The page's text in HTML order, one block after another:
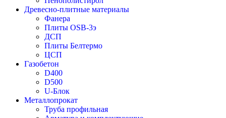
Древесно-плитные материалы
Фанера
Плиты OSB-3э
ДСП
Плиты Белтермо
ЦСП
Газобетон
D400
D500
U-Блок
Металлопрокат
Труба профильная